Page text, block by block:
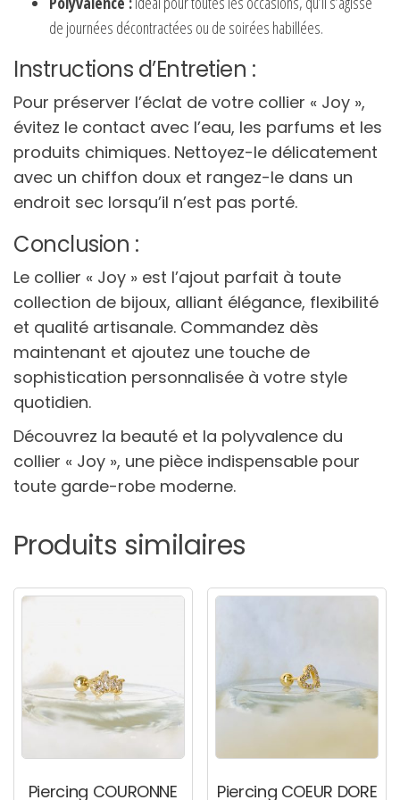
de journées décontractées ou de soirées habillées.
Instructions d’Entretien :
Pour préserver l’éclat de votre collier « Joy »,
évitez le contact avec l’eau, les parfums et les
produits chimiques. Nettoyez-le délicatement
avec un chiffon doux et rangez-le dans un
endroit sec lorsqu’il n’est pas porté.
Conclusion :
Le collier « Joy » est l’ajout parfait à toute
collection de bijoux, alliant élégance, flexibilité
et qualité artisanale. Commandez dès
maintenant et ajoutez une touche de
sophistication personnalisée à votre style
quotidien.
Découvrez la beauté et la polyvalence du
collier « Joy », une pièce indispensable pour
toute garde-robe moderne.
Produits similaires
Piercing COURONNE Piercing COEUR DORE